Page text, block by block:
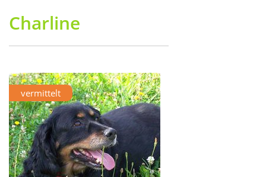
Charline
vermittelt